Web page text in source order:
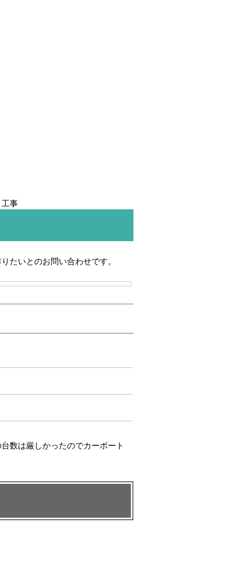
事
たいとのお問い合わせです。
数は厳しかったのでカーポート